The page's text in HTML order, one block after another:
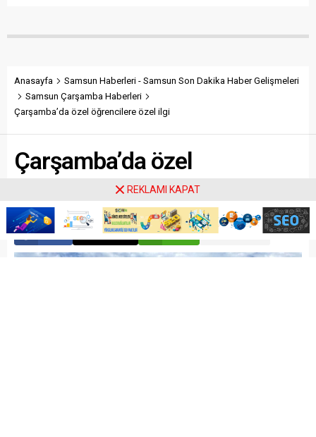
Anasayfa
Samsun Haberleri - Samsun Son Dakika Haber Gelişmeleri
Samsun Çarşamba Haberleri
Çarşamba’da özel öğrencilere özel ilgi
Çarşamba’da özel
öğrencilere özel ilgi
Paylaş Tweetle Gönder
REKLAMI KAPAT